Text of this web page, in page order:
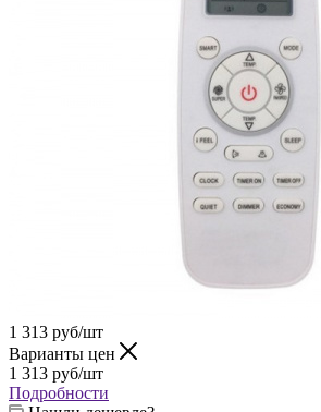
1 313 руб/шт
Варианты цен
1 313 руб/шт
Подробности